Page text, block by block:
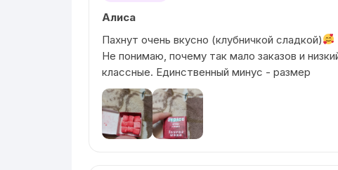
Алиса
Пахнут очень вкусно (клубничкой сладкой)
Не понимаю, почему так мало заказов и
классные. Единственный минус - размер